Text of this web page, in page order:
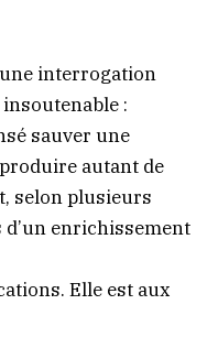
interrogation
:
sauver une
autant de
selon plusieurs
d’un enrichissement
Elle est aux